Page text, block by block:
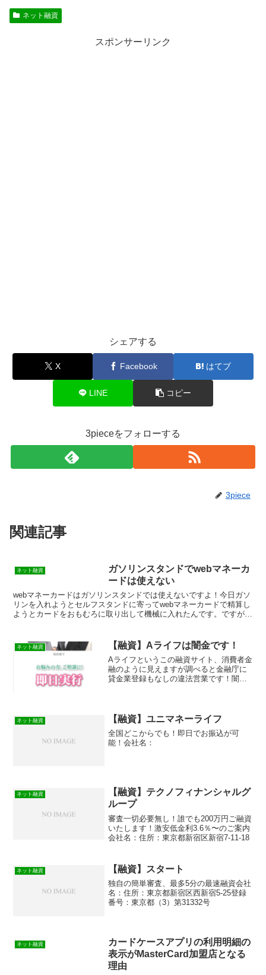
ネット融資
スポンサーリンク
シェアする
X Facebook はてブ
LINE コピー
3pieceをフォローする
3piece
関連記事
ネット融資
ガソリンスタンドでwebマネーカ
ードは使えない
webマネーカードはガソリンスタンドでは使えないですよ！今日ガソ
リンを入れようとセルフスタンドに寄ってwebマネーカードで精算し
ようとカードをおもむろに取り出して機械に入れたんです。ですがこ
ネット融資 【融資】Aライフは闇金です！
Aライフというこの融資サイト、消費者金
融のように見えますが 調べると金融庁に
貸金業登録もなしの違法営業です！闇金
ッシングするなら正規登録の貸金業者に
ネット融資 【融資】ユニマネーライフ
全国どこからでも！即日でお振込が可
能！会社名：
ネット融資
【融資】テクノフィナンシャルグ
ループ
審査一切必要無し！誰でも200万円ご融資
いたします！激安低金利3.6％〜のご案内
会社名：住所：東京都新宿区新宿7-11-18
ネット融資 【融資】スタート
独自の簡単審査、最多5分の最速融資会社
名：住所：東京都新宿区西新宿5-25登録
番号：東京都（3）第31332号
ネット融資
カードケースアプリの利用明細の
表示がMasterCard加盟店となる
理由